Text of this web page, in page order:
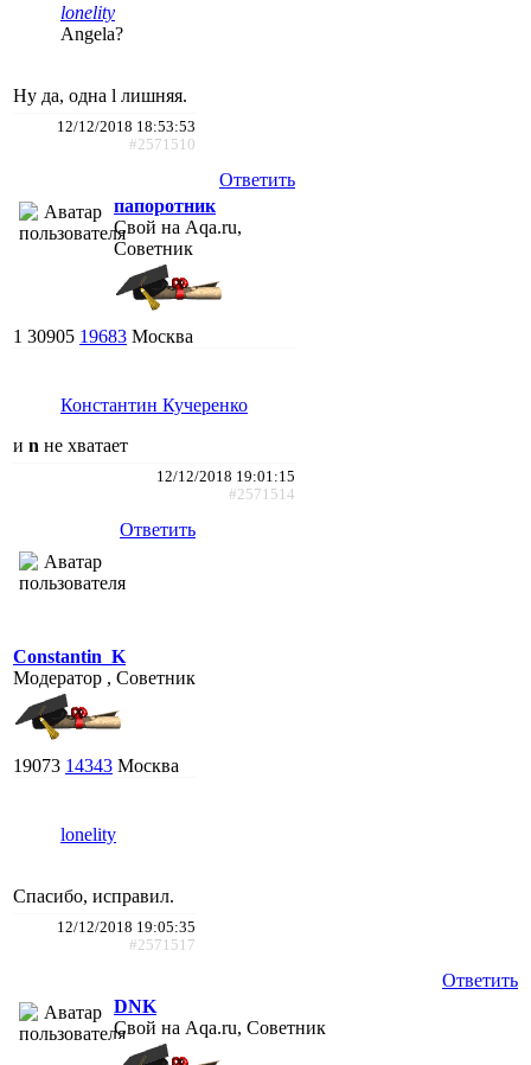
lonelity
Angela?
Ну да, одна l лишняя.
12/12/2018 18:53:53
#2571510
Ответить
папоротник
Свой на Aqa.ru,
Советник
1 30905 19683 Москва
Константин Кучеренко
и n не хватает
12/12/2018 19:01:15
#2571514
Ответить
Constantin_K
Модератор , Советник
19073 14343 Москва
lonelity
Спасибо, исправил.
12/12/2018 19:05:35
#2571517
Ответить
DNK
Свой на Aqa.ru, Советник